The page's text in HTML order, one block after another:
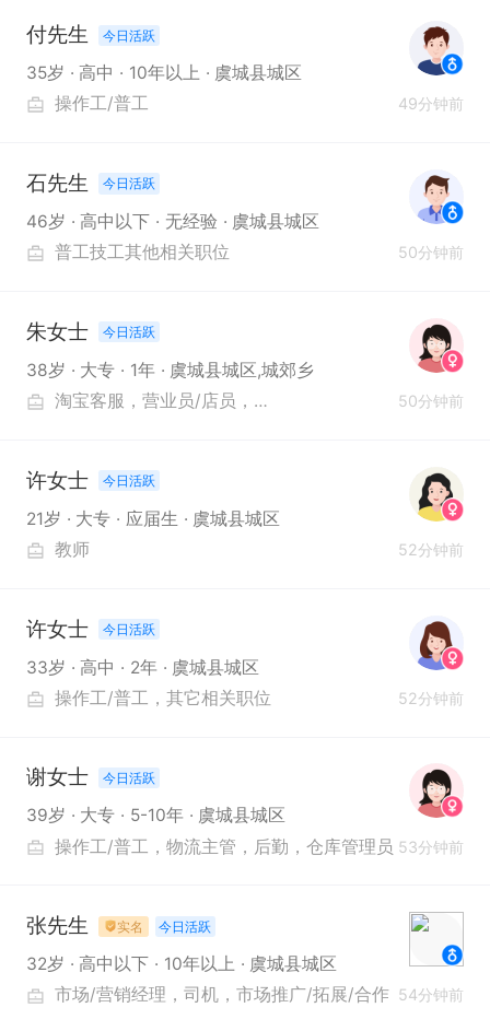
付先生 今日活跃
35岁 高中 10年以上
虞城县城区
操作工/普工
49分钟前
石先生 今日活跃
46岁 高中以下 无经验
虞城县城区
普工技工其他相关职位
50分钟前
朱女士 今日活跃
38岁 大专 1年
虞城县城区,城郊乡
淘宝客服
营业员/店员 推（营、促）销员 客服
50分钟前
许女士 今日活跃
21岁 大专 应届生
虞城县城区
教师
52分钟前
许女士 今日活跃
33岁 高中 2年
虞城县城区
操作工/普工
其它相关职位 52分钟前
谢女士 今日活跃
39岁 大专 5-10年
虞城县城区
操作工/普工
物流主管 后勤 仓库管理员 53分钟前
张先生 实名 今日活跃
32岁 高中以下 10年以上
虞城县城区
市场/营销经理
司机 市场推广/拓展/合作 54分钟前